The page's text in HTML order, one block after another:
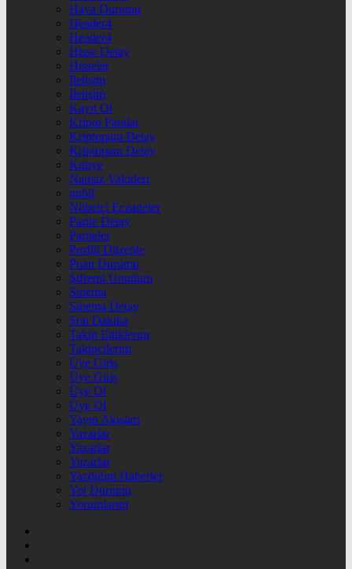
Hava Durumu
Header4
Header4
Hisse Detay
Hisseler
İletişim
İletişim
Kayıt Ol
Kripto Paralar
Kriptopara Detay
Kriptopara Detay
Künye
Namaz Vakitleri
nnbil
Nöbetçi Eczaneler
Parite Detay
Pariteler
Profili Düzenle
Puan Durumu
Şifremi Unuttum
Sinema
Sinema Detay
Son Dakika
Takip Ettiklerim
Takipçilerim
Üye Giriş
Üye Giriş
Üye Ol
Üye Ol
Yayın Akışları
Yazarlar
Yazarlar
Yazarlar
Yazdığım Haberler
Yol Durumu
Yorumlarım